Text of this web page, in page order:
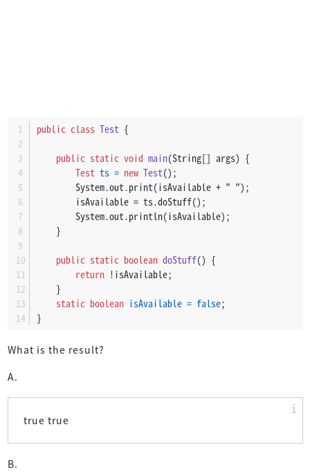
public class Test {
public static void main(String[] args) {
Test ts = new Test();
        System.out.print(isAvailable +
" ");
        isAvailable = ts.doStuff();
        System.out.println(isAvailable);
    }
public static boolean doStuff() {
return !isAvailable;
    }
static boolean isAvailable = false;
}
What is the result?
A.
true true
B.